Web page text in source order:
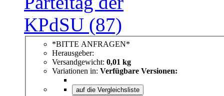
*BITTE ANFRAGEN*
Herausgeber:
Versandgewicht: 0,01 kg
Variationen in: Verfügbare Versionen:
auf die Vergleichsliste